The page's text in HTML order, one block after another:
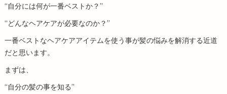
“自分には何が一番ベストか？”
“どんなヘアケアが必要なのか？”
一番ベストなヘアケアアイテムを使う事が髪の悩みを解消する近道
だと思います。
まずは、
“自分の髪の事を知る”